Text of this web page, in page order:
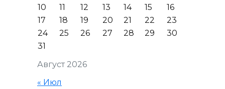
Август 2026
10
11 12 13 14 15
16
17
18 19 20 21 22
23
24
25 26 27 28 29
30
31
« Июл